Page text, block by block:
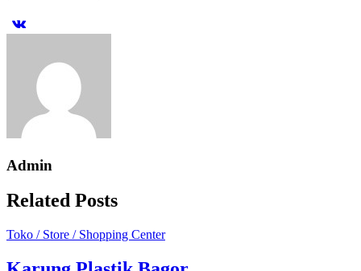
Admin
Related Posts
Toko / Store / Shopping Center